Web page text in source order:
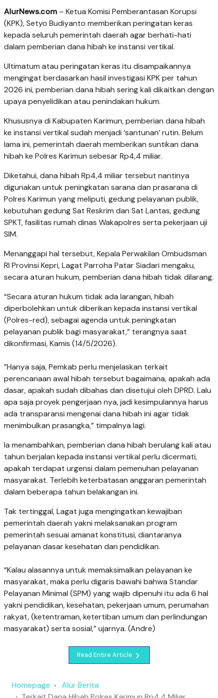
AlurNews.com – Ketua Komisi Pemberantasan Korupsi
(KPK), Setyo Budiyanto memberikan peringatan keras
kepada seluruh pemerintah daerah agar berhati-hati
dalam pemberian dana hibah ke instansi vertikal.
Ultimatum atau peringatan keras itu disampaikannya
mengingat berdasarkan hasil investigasi KPK per tahun
2026 ini, pemberian dana hibah sering kali dikaitkan dengan
upaya penyelidikan atau penindakan hukum.
Khususnya di Kabupaten Karimun, pemberian dana hibah
ke instansi vertikal sudah menjadi ‘santunan’ rutin. Belum
lama ini, pemerintah daerah memberikan suntikan dana
hibah ke Polres Karimun sebesar Rp4,4 miliar.
Diketahui, dana hibah Rp4,4 miliar tersebut nantinya
digunakan untuk peningkatan sarana dan prasarana di
Polres Karimun yang meliputi, gedung pelayanan publik,
kebutuhan gedung Sat Reskrim dan Sat Lantas, gedung
SPKT, fasilitas rumah dinas Wakapolres serta pekerjaan uji
SIM.
‎Menanggapi hal tersebut, Kepala Perwakilan Ombudsman
RI Provinsi Kepri, Lagat Parroha Patar Siadari mengaku,
secara aturan hukum, pemberian dana hibah tidak dilarang.
“Secara aturan hukum tidak ada larangan, hibah
diperbolehkan untuk diberikan kepada instansi vertikal
(Polres-red), sebagai agenda untuk peningkatan
pelayanan publik bagi masyarakat,” terangnya saat
dikonfirmasi, Kamis (14/5/2026).
‎”Hanya saja, Pemkab perlu menjelaskan terkait
perencanaan awal hibah tersebut bagaimana, apakah ada
dasar, apakah sudah dibahas dan disetujui oleh DPRD. Lalu
apa saja proyek pengerjaan nya, jadi kesimpulannya harus
ada transparansi mengenai dana hibah ini agar tidak
menimbulkan prasangka,” timpalnya lagi.
Ia menambahkan, pemberian dana hibah berulang kali atau
tahun berjalan kepada instansi vertikal perlu dicermati,
apakah terdapat urgensi dalam pemenuhan pelayanan
masyarakat. Terlebih keterbatasan anggaran pemerintah
dalam beberapa tahun belakangan ini.
‎Tak tertinggal, Lagat juga mengingatkan kewajiban
pemerintah daerah yakni melaksanakan program
pemerintah sesuai amanat konstitusi, diantaranya
pelayanan dasar kesehatan dan pendidikan.
“Kalau alasannya untuk memaksimalkan pelayanan ke
masyarakat, maka perlu digaris bawahi bahwa Standar
Pelayanan Minimal (SPM) yang wajib dipenuhi itu ada 6 hal
yakni pendidikan, kesehatan, pekerjaan umum, perumahan
rakyat, (ketentraman, ketertiban umum dan perlindungan
masyarakat) serta sosial,” ujarnya. (Andre)
Read Entire Article
Homepage
Alur Berita